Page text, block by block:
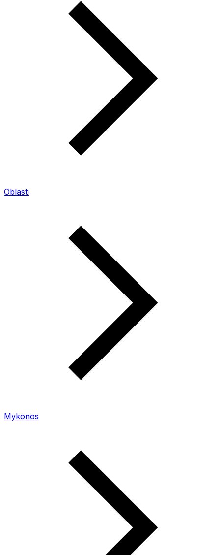
Oblasti
Mykonos